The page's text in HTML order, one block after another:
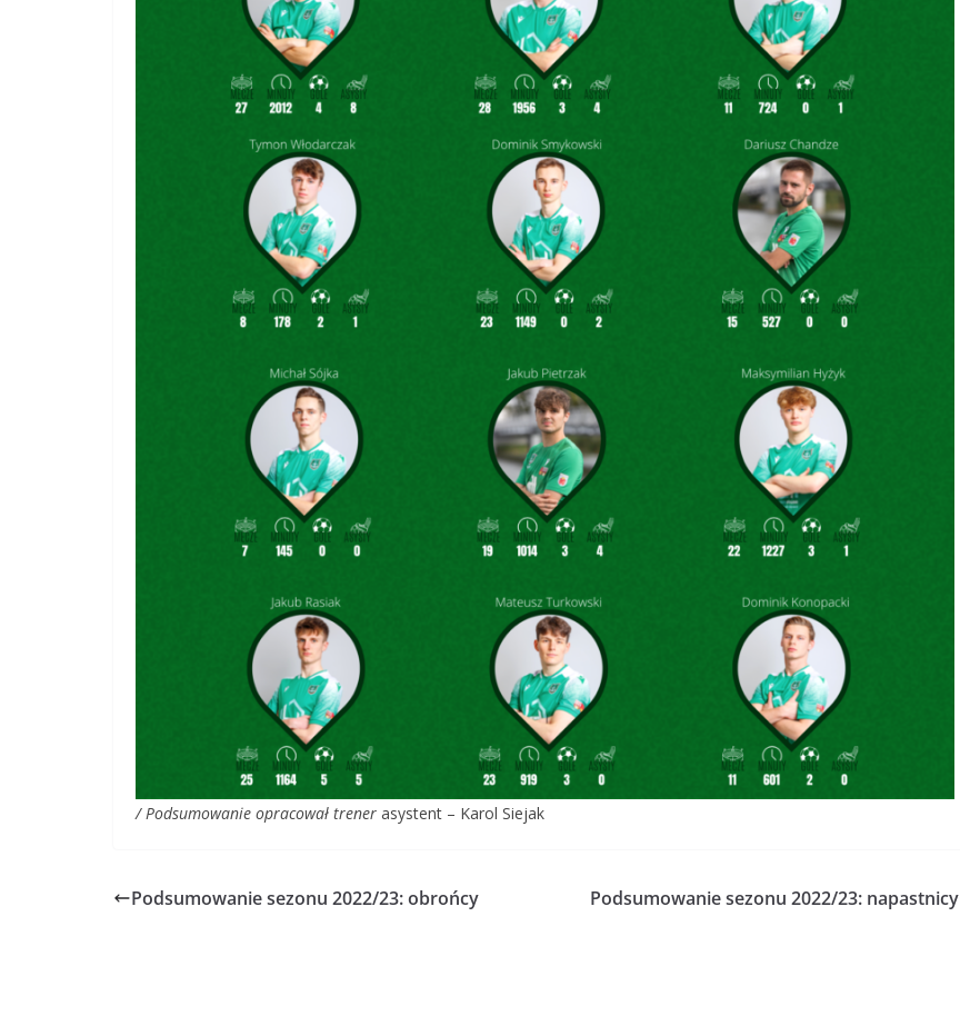
/ Podsumowanie opracował trener asystent – Karol Siejak
Podsumowanie sezonu 2022/23: obrońcy Podsumowanie sezonu 2022/23: napastnicy